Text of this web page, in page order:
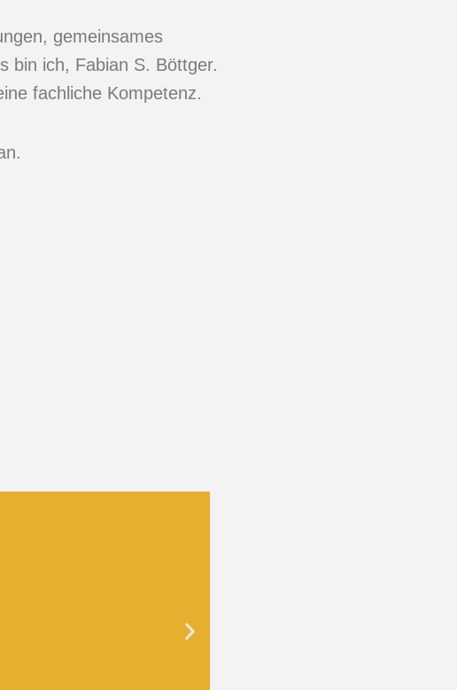
gemeinsames
bin ich, Fabian S. Böttger.
fachliche Kompetenz.